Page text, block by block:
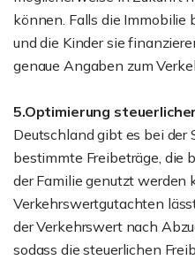
können. Falls die
und die Kinder sie
genaue Angaben zum
5.Optimierung
Deutschland gibt es bei
bestimmte Freibeträge, die
der Familie genutzt werden
Verkehrswertgutachten
der Verkehrswert nach
sodass die steuerlichen